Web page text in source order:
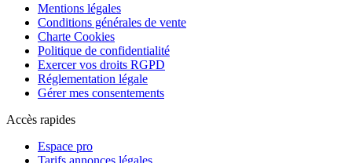
Mentions légales
Conditions générales de vente
Charte Cookies
Politique de confidentialité
Exercer vos droits RGPD
Réglementation légale
Gérer mes consentements
Accès rapides
Espace pro
Tarifs annonces légales